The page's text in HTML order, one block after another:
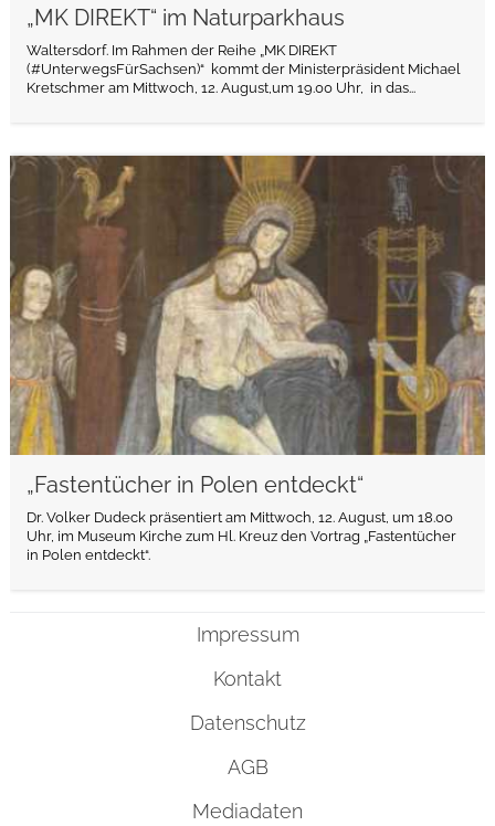
„MK DIREKT“ im Naturparkhaus
Waltersdorf. Im Rahmen der Reihe „MK DIREKT
(#UnterwegsFürSachsen)“ kommt der Ministerpräsident Michael
Kretschmer am Mittwoch, 12. August,um 19.00 Uhr, in das...
„Fastentücher in Polen entdeckt“
Dr. Volker Dudeck präsentiert am Mittwoch, 12. August, um 18.00
Uhr, im Museum Kirche zum Hl. Kreuz den Vortrag „Fastentücher
in Polen entdeckt“.
weiterlesen
Impressum
Kontakt
Datenschutz
AGB
Mediadaten